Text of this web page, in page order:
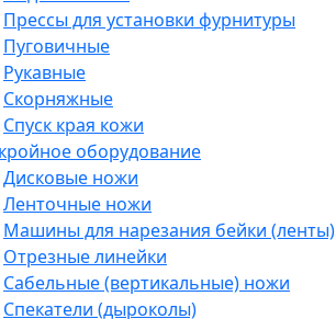
Прессы для установки фурнитуры
Пуговичные
Рукавные
Скорняжные
Спуск края кожи
оборудование
Дисковые ножи
Ленточные ножи
Машины для нарезания бейки (ленты)
Отрезные линейки
Сабельные (вертикальные) ножи
Спекатели (дыроколы)